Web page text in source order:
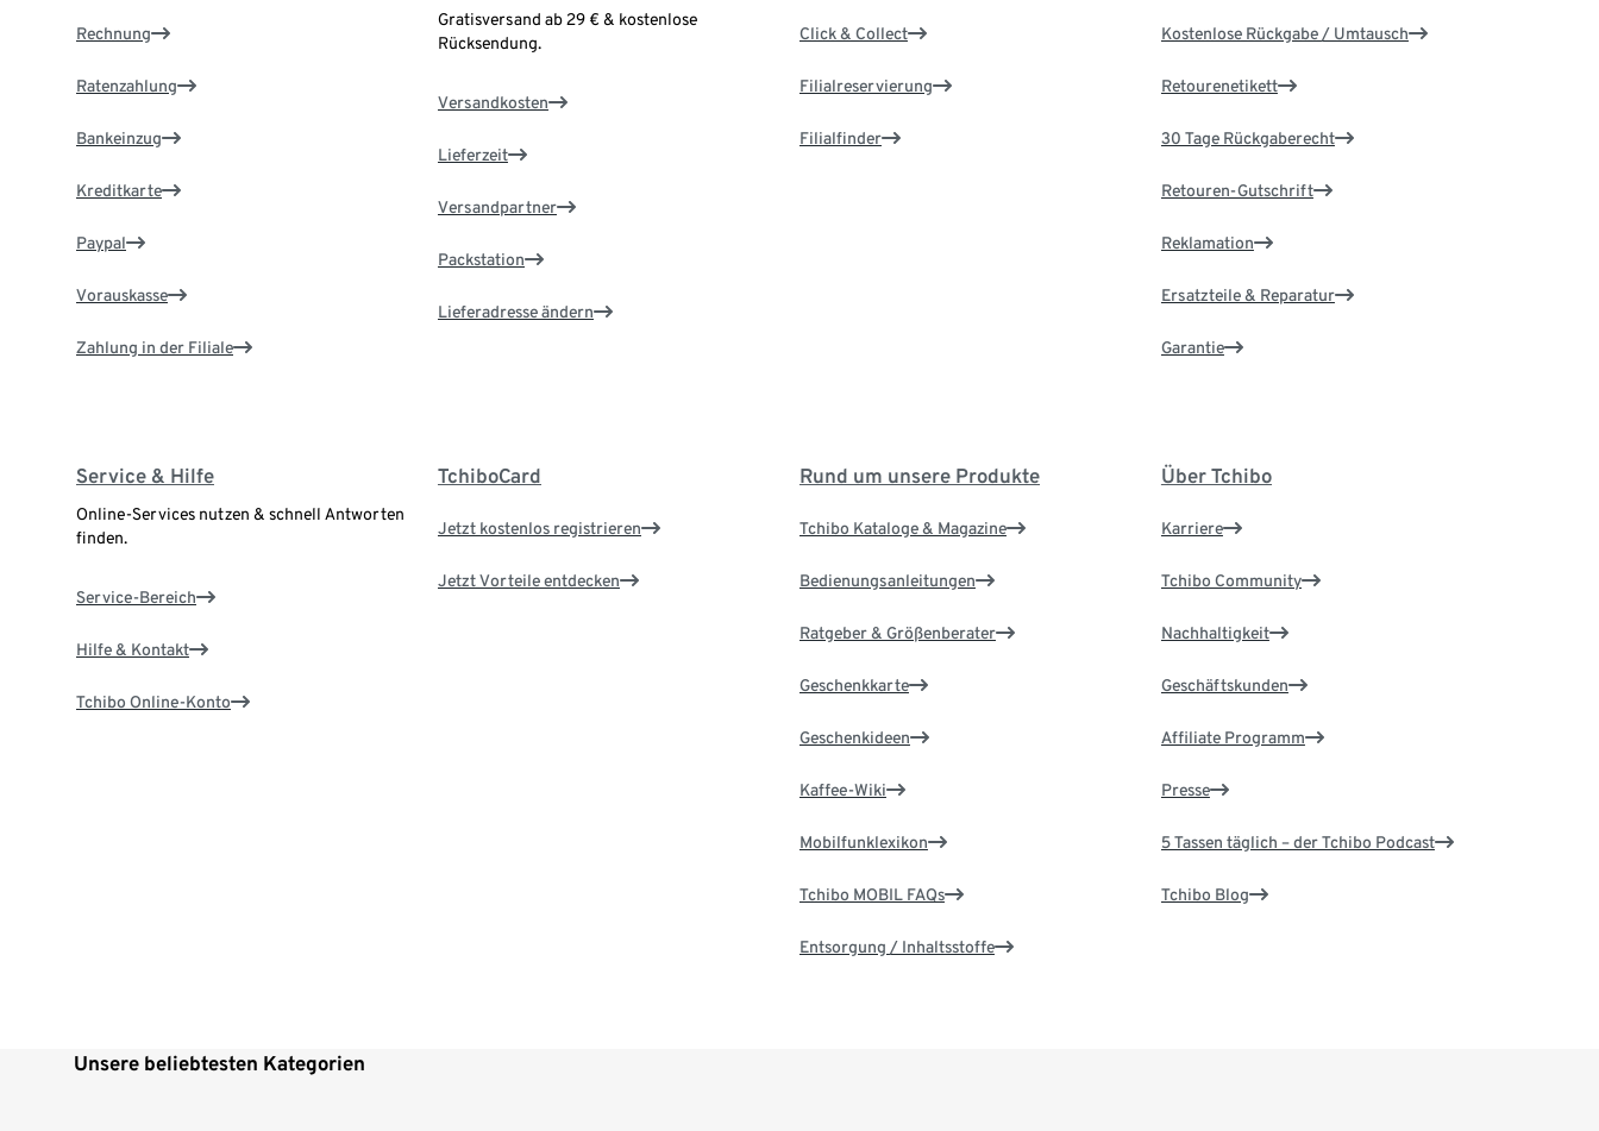
Rechnung
Ratenzahlung
Bankeinzug
Kreditkarte
Paypal
Vorauskasse
Zahlung in der Filiale
Gratisversand ab 29 € & kostenlose
Rücksendung.
Versandkosten
Lieferzeit
Versandpartner
Packstation
Lieferadresse ändern
Click & Collect
Filialreservierung
Filialfinder
Kostenlose Rückgabe / Umtausch
Retourenetikett
30 Tage Rückgaberecht
Retouren-Gutschrift
Reklamation
Ersatzteile & Reparatur
Garantie
Service & Hilfe
Online-Services nutzen & schnell Antworten
finden.
Service-Bereich
Hilfe & Kontakt
Tchibo Online-Konto
TchiboCard
Jetzt kostenlos registrieren
Jetzt Vorteile entdecken
Rund um unsere Produkte
Tchibo Kataloge & Magazine
Bedienungsanleitungen
Ratgeber & Größenberater
Geschenkkarte
Geschenkideen
Kaffee-Wiki
Mobilfunklexikon
Tchibo MOBIL FAQs
Entsorgung / Inhaltsstoffe
Über Tchibo
Karriere
Tchibo Community
Nachhaltigkeit
Geschäftskunden
Affiliate Programm
Presse
5 Tassen täglich – der Tchibo Podcast
Tchibo Blog
Unsere beliebtesten Kategorien